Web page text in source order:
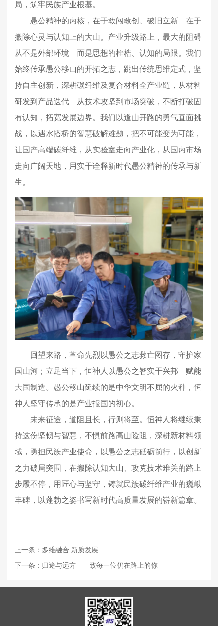
局，筑牢民族产业根基。
愚公精神的内核，在于敢闯敢创、破旧立新，在于
搬除心灵与认知上的大山。产业升级路上，最大的阻碍
从不是外部环境，而是思想的桎梏、认知的局限。我们
始终传承愚公移山的开拓之志，跳出传统思维定式，坚
持自主创新，深耕碳纤维及复合材料全产业链，从材料
研发到产品迭代，从技术攻坚到市场突破，不断打破固
有认知，拓宽发展边界。我们以逢山开路的勇气直面挑
战，以遇水搭桥的智慧破解难题，把不可能变为可能，
让国产高端碳纤维，从实验室走向产业化，从国内市场
走向广阔天地，用实干诠释新时代愚公精神的传承与新
生。
回望来路，革命先烈以愚公之志救亡图存，守护家
国山河；立足当下，恒神人以愚公之智实干兴邦，赋能
大国制造。愚公移山延续的是中华文明不屈的火种，恒
神人坚守传承的是产业报国的初心。
未来征途，道阻且长，行则将至。恒神人将继续秉
持这份坚韧与智慧，不惧前路高山险阻，深耕新材料领
域，勇担民族产业使命，以愚公之志砥砺前行，以创新
之力破局突围，在搬除认知大山、攻克技术难关的路上
步履不停，用匠心与坚守，铸就民族碳纤维产业的巍峨
丰碑，以蓬勃之姿书写新时代高质量发展的崭新篇章。
上一条：多维融合 新质发展
下一条：归途与远方——致每一位仍在路上的你